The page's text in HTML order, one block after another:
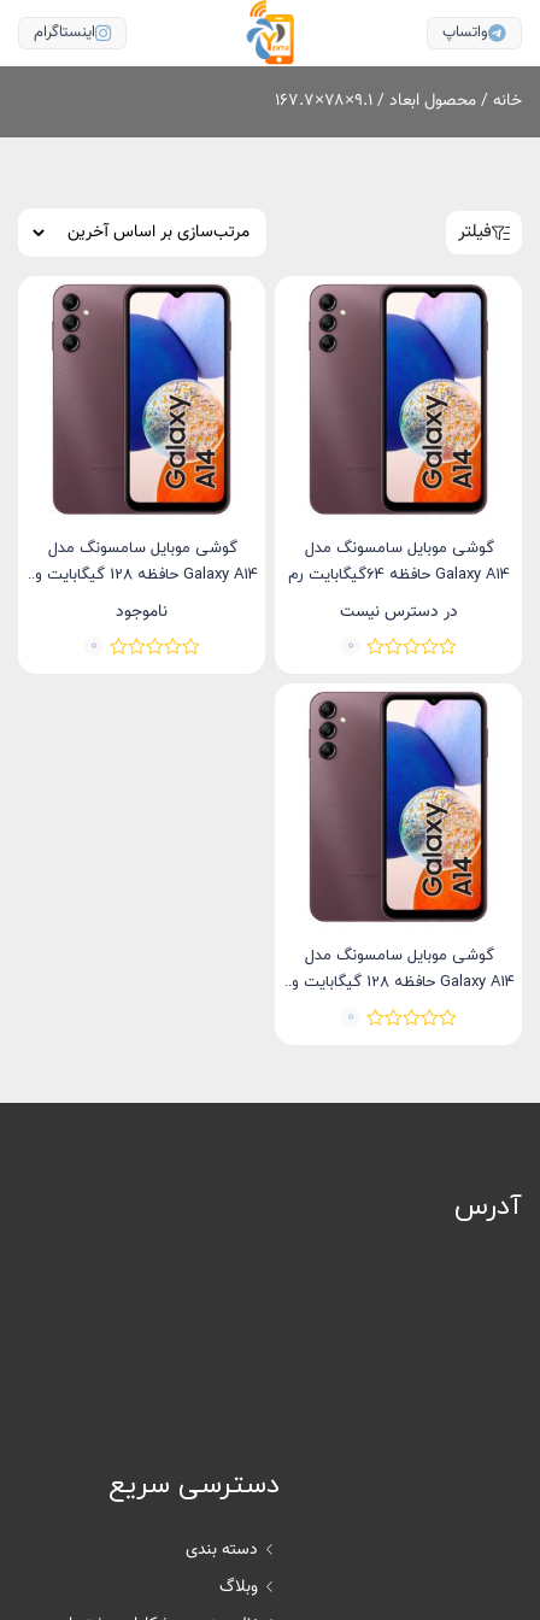
واتساپ اینستاگرام
خانه / محصول ابعاد / ۹.۱×۷۸×۱۶۷.۷
فیلتر
گوشی موبایل سامسونگ مدل
Galaxy A14 حافظه 64گیگابایت رم
در دسترس نیست
0
گوشی موبایل سامسونگ مدل
Galaxy A14 حافظه 128 گیگابایت و..
ناموجود
0
گوشی موبایل سامسونگ مدل
Galaxy A14 حافظه 128 گیگابایت و..
0
آدرس
دسترسی سریع
دسته بندی
وبلاگ